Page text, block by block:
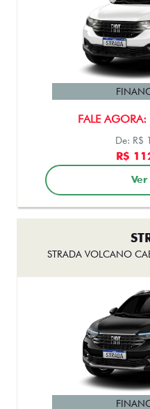
CRONOS
FALE
De: R$
R$
FALE
De: R$
R$
PULSE DRIVE